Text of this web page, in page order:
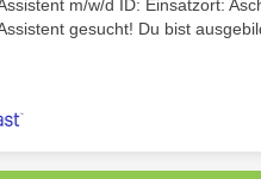
m/w/d ID: Einsatzort:
gesucht! Du bist